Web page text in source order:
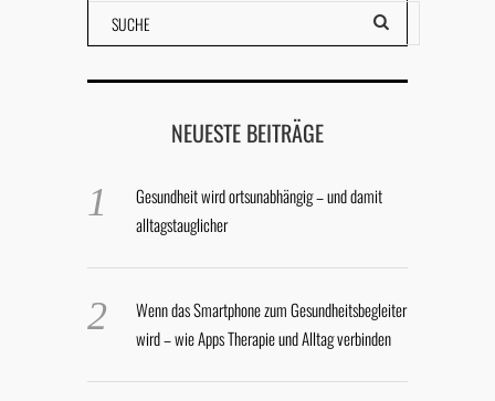
NEUESTE BEITRÄGE
Gesundheit wird ortsunabhängig – und damit
alltagstauglicher
Wenn das Smartphone zum Gesundheitsbegleiter
wird – wie Apps Therapie und Alltag verbinden